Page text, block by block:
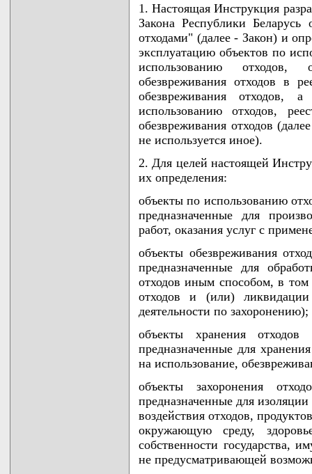
1. Настоящая Инструкция
Закона Республики
отходами" (далее - Закон) и
эксплуатацию объектов по
использованию отходов,
обезвреживания отходов в
обезвреживания отходов,
использованию отходов,
обезвреживания отходов
не используется иное).
2. Для целей настоящей
их определения:
объекты по использованию
предназначенные для
работ, оказания услуг с
объекты обезвреживания
предназначенные для
отходов иным способом, в
отходов и (или)
деятельности по захоронению);
объекты хранения
предназначенные для
на использование,
объекты захоронения
предназначенные для
воздействия отходов,
окружающую среду,
собственности государства,
не предусматривающей